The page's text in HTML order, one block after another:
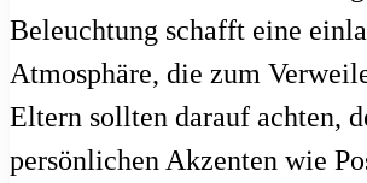
Beleuchtung schafft eine
Atmosphäre, die zum
Eltern sollten darauf achten,
persönlichen Akzenten wie